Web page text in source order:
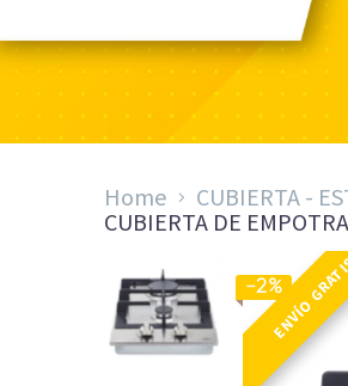
Home CUBIERTA -
CUBIERTA DE
ENVÍO
-2%